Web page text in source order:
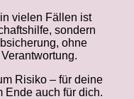
vielen Fällen ist
sondern
ohne
Risiko – für deine
Ende auch für dich.